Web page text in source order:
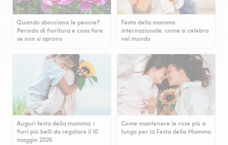
Quando sbocciano le peonie?
Periodo di fioritura e cosa fare
se non si aprono
Festa della mamma
internazionale: come si celebra
nel mondo
Auguri festa della mamma: i
fiori più belli da regalare il 10
maggio 2026
Come mantenere le rose più a
lungo per la Festa della Mamma